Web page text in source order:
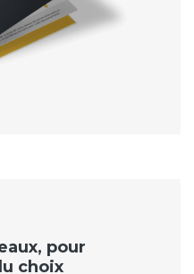
pour
choix